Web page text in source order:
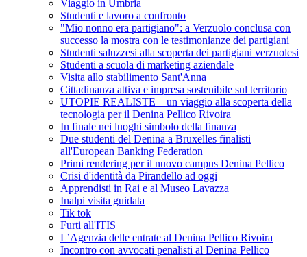
Viaggio in Umbria
Studenti e lavoro a confronto
"Mio nonno era partigiano": a Verzuolo conclusa con
successo la mostra con le testimonianze dei partigiani
Studenti saluzzesi alla scoperta dei partigiani verzuolesi
Studenti a scuola di marketing aziendale
Visita allo stabilimento Sant'Anna
Cittadinanza attiva e impresa sostenibile sul territorio
UTOPIE REALISTE – un viaggio alla scoperta della
tecnologia per il Denina Pellico Rivoira
In finale nei luoghi simbolo della finanza
Due studenti del Denina a Bruxelles finalisti
all'European Banking Federation
Primi rendering per il nuovo campus Denina Pellico
Crisi d'identità da Pirandello ad oggi
Apprendisti in Rai e al Museo Lavazza
Inalpi visita guidata
Tik tok
Furti all'ITIS
L’Agenzia delle entrate al Denina Pellico Rivoira
Incontro con avvocati penalisti al Denina Pellico